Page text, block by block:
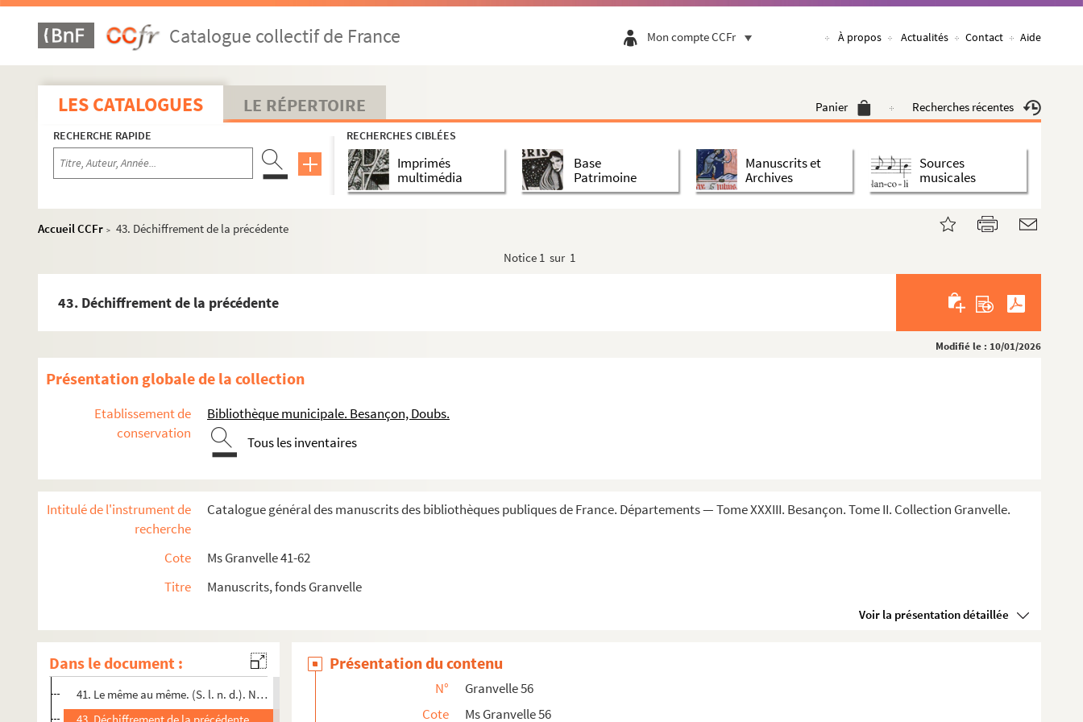
Catalogue collectif de France Mon compte CCFr À propos Actualités Contact Aide
LES CATALOGUES LE RÉPERTOIRE Panier Recherches récentes
RECHERCHE RAPIDE RECHERCHES CIBLÉES
Imprimés
multimédia
Base
Patrimoine
Manuscrits et
Archives
Sources
musicales
Accueil CCFr > 43. Déchiffrement de la précédente
Notice 1 sur 1
43. Déchiffrement de la précédente
Modifié le : 10/01/2026
Présentation globale de la collection
Etablissement de
conservation
Bibliothèque municipale. Besançon, Doubs.
Tous les inventaires
Intitulé de l'instrument de
recherche
Catalogue général des manuscrits des bibliothèques publiques de France. Départements — Tome XXXIII. Besançon. Tome II. Collection Granvelle.
Cote
Ms Granvelle 41-62
Titre
Manuscrits, fonds Granvelle
Voir la présentation détaillée
Dans le document :
Fol. 97 et 100. Le roi Philippe II à M. de Chantonnay. Aranjuez, 22 novembre 1568
Fol. 102. Andres Gallen à M. de Chantonnay. Madrid, 22 novembre 1568
Fol. 104. Le roi Philippe II à M. de Chantonnay. Aranjuez, 22 novembre 1568
Fol. 106. Déchiffrement de la précédente
Fol. 108. Le duc d'Albe à l'empereur. 25 novembre 1568
Fol. 110. Requête de M. de Chantonnay au roi Philippe II. Vienne, s. d.
Fol. 111. Lettres de sauvegarde données à Alphonse de Carrette, marquis de Final, par l'empereur Maximilien II...
Fol. 113. Joachim, margrave de Brandebourg, à M. de Chantonnay. Cologne, dimanche 9 mai 1568
6. Philibert, duc de Savoie, à M. de Chantonnay. Turin, 7 février 1568. Copie signée
12. Christine, duchesse de Lorraine, à M. de Chantonnay. Munich, 28 février 1568. Copie signée
15. « Explication des motifs qu'a le comte palatin de détenir les 150 mille ducats envoyés d'Espagne ». ...
17. Ferdinand, archiduc d'Autriche, à M. de Chantonnay. Innsbruck, 13 mars 1568. Copie. Allem.
20. Christine de Lorraine à M. de Chantonnay. Munich, 1er avril 1568. Copie signée
22. Jean-Georges, margrave de Brandebourg, à M. de Chantonnay. Essling, 23 avril 1568. Copie. Allem.
28. Isabelle Colonna à M. de Chantonnay. Rome, 17 mai 1568. Ital.
34. Déchiffrement de la précédente
39. Le roi Philippe II à M. de Chantonnay. Aranjuez, 23 mai 1568. Copie. Esp.
41. Le même au même. (S. l. n. d.). Nombreux passages chiffrés
Présentation du contenu
N°
Granvelle 56
Cote
Ms Granvelle 56